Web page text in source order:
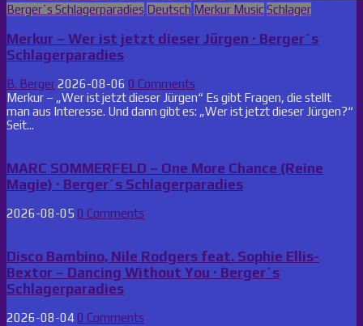
Posted
Berger´s Schlagerparadies Deutsch Merkur Music Schlager
Merkur – Wer ist jetzt dieser Jürgen · Berger´s
Schlagerparadies
B. Berger2026-08-06 0 Comments
Merkur – „Wer ist jetzt dieser Jürgen“ Es gibt Fragen, die stellt
man aus Interesse. Und dann gibt es: „Wer ist jetzt dieser Jürgen?“
Seit...
MARC SOMMERFELD – One More Chance (Reine
Magie) · Berger´s Schlagerparadies
2026-08-05 0 Comments
Disco Bambino, Nile Rodgers feat. Sophie Ellis-
Bextor – Dancing Without You · Berger´s
Schlagerparadies
2026-08-04 0 Comments